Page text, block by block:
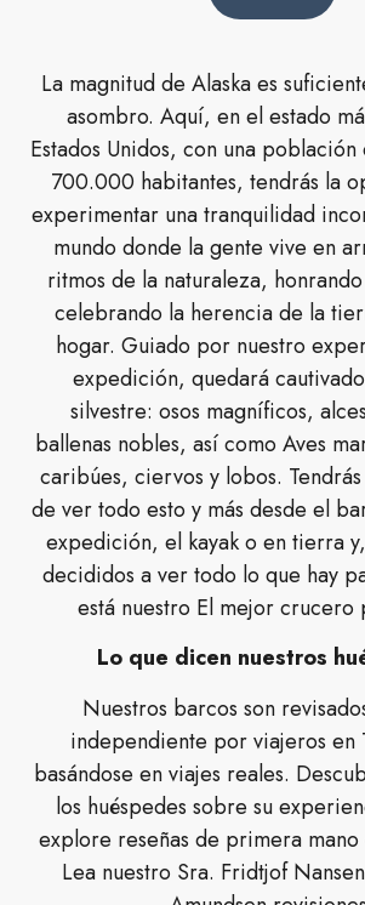
La magnitud de Alaska es
asombro. Aquí, en el estado
Estados Unidos, con una
700.000 habitantes, tendrás la
experimentar una tranquilidad
mundo donde la gente vive en
ritmos de la naturaleza,
celebrando la herencia de la
hogar. Guiado por nuestro
expedición, quedará
silvestre: osos magníficos,
ballenas nobles, así como Aves
caribúes, ciervos y lobos.
de ver todo esto y más desde el
expedición, el kayak o en tierra
decididos a ver todo lo que hay
está nuestro El mejor crucero
Lo que dicen nuestros
Nuestros barcos son
independiente por viajeros en
basándose en viajes reales.
los huéspedes sobre su
explore reseñas de primera
Lea nuestro Sra. Fridtjof